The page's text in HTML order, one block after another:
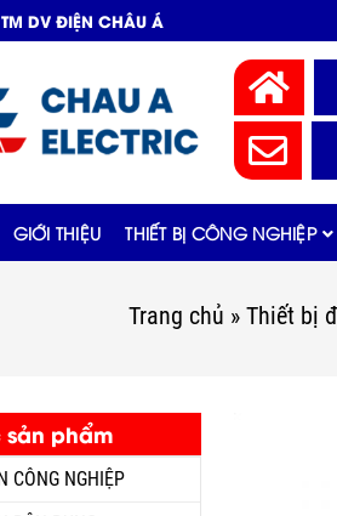
DV ĐIỆN CHÂU Á
GIỚI THIỆU THIẾT BỊ CÔNG NGHIỆP
Trang chủ » Thiết bị
sản phẩm
CÔNG NGHIỆP